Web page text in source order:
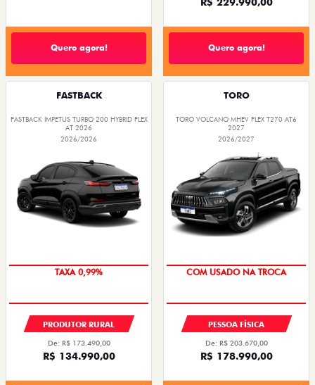
Quero agora! Quero agora!
FASTBACK
FASTBACK IMPETUS TURBO 200 HYBRID FLEX
AT 2026
2026/2026
TAXA 0,99%
PRODUTOR RURAL
De: R$ 173.490,00
R$ 134.990,00
TORO
TORO VOLCANO MHEV FLEX T270 AT6
2027
2026/2027
COM USADO NA TROCA
PESSOA FÍSICA
De: R$ 203.670,00
R$ 178.990,00